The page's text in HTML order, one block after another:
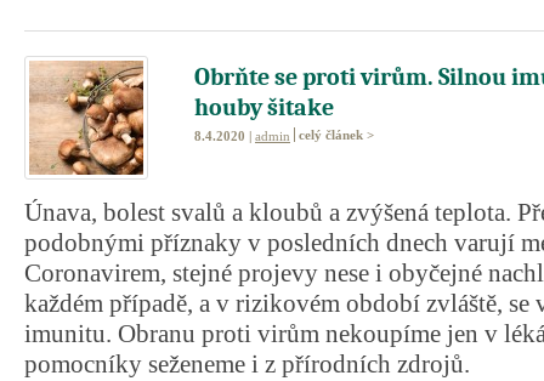
Obrňte se proti virům. Silnou
houby šitake
8.4.2020 | admin celý článek >
Únava, bolest svalů a kloubů a zvýšená teplota.
podobnými příznaky v posledních dnech varují
Coronavirem, stejné projevy nese i obyčejné
každém případě, a v rizikovém období zvláště,
imunitu. Obranu proti virům nekoupíme jen v
pomocníky seženeme i z přírodních zdrojů.